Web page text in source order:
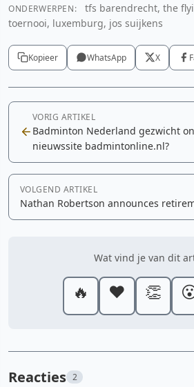
ONDERWERPEN:
tfs barendrecht, the
toernooi, luxemburg, jos suijkens
Kopieer WhatsApp X
VORIG ARTIKEL
Badminton Nederland gezwicht
nieuwssite badmintonline.nl?
VOLGEND ARTIKEL
Nathan Robertson announces
Wat vind je van dit
🔥 ❤️ 👏
Reacties 2